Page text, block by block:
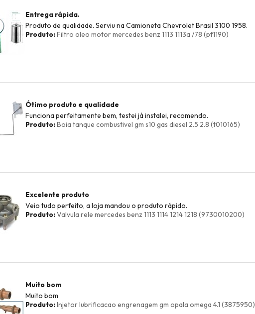
Entrega rápida.
Produto de qualidade. Serviu na Camioneta Chevrolet Brasil 3100 1958.
Produto:Filtro oleo motor mercedes benz 1113 1113a /78 (pf1190)
Ótimo produto e qualidade
Funciona perfeitamente bem, testei já instalei, recomendo.
Produto:Boia tanque combustivel gm s10 gas diesel 2.5 2.8 (t010165)
Excelente produto
Veio tudo perfeito, a loja mandou o produto rápido.
Produto:Valvula rele mercedes benz 1113 1114 1214 1218 (9730010200)
Muito bom
Muito bom
Produto:Injetor lubrificacao engrenagem gm opala omega 4.1 (3875950)